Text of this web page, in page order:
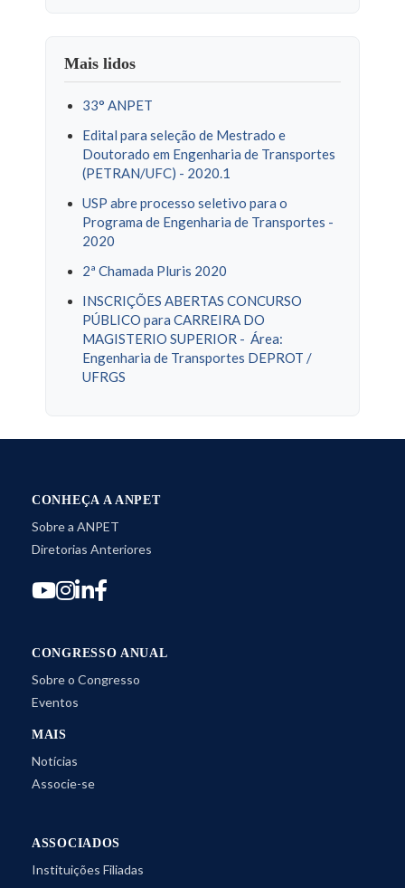
Mais lidos
33° ANPET
Edital para seleção de Mestrado e
Doutorado em Engenharia de Transportes
(PETRAN/UFC) - 2020.1
USP abre processo seletivo para o
Programa de Engenharia de Transportes -
2020
2ª Chamada Pluris 2020
INSCRIÇÕES ABERTAS CONCURSO
PÚBLICO para CARREIRA DO
MAGISTERIO SUPERIOR - Área:
Engenharia de Transportes DEPROT /
UFRGS
CONHEÇA A ANPET
Sobre a ANPET
Diretorias Anteriores
CONGRESSO ANUAL
Sobre o Congresso
Eventos
MAIS
Notícias
Associe-se
ASSOCIADOS
Instituições Filiadas